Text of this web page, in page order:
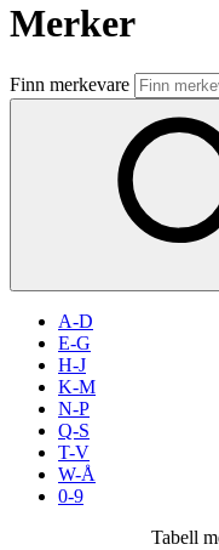
Butikker
Mat og drikke
Aktiviteter
Merker
Inspirasjon
Søk
Merker
Finn merkevare
A-D
E-G
H-J
K-M
N-P
Q-S
T-V
W-Å
0-9
Tabell